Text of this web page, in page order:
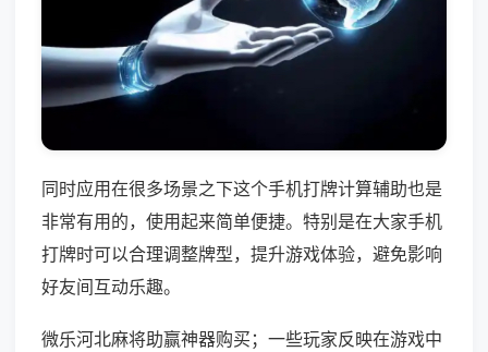
同时应用在很多场景之下这个手机打牌计算辅助也是
非常有用的，使用起来简单便捷。特别是在大家手机
打牌时可以合理调整牌型，提升游戏体验，避免影响
好友间互动乐趣。
微乐河北麻将助赢神器购买；一些玩家反映在游戏中